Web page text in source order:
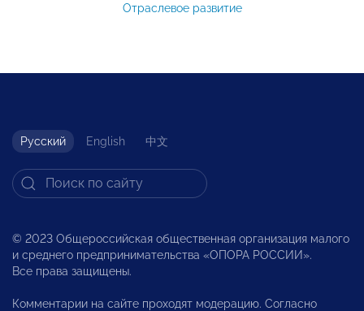
Отраслевое развитие
Русский English 中文
© 2023 Общероссийская общественная организация малого
и среднего предпринимательства «ОПОРА РОССИИ».
Все права защищены.
Комментарии на сайте проходят модерацию. Согласно